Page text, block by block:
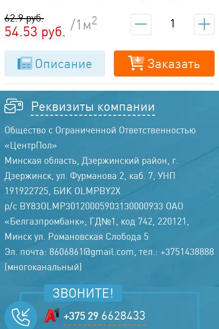
54.53 руб.
62.9 руб. /1м2
Описание Заказать
Реквизиты компании
Общество с Ограниченной Ответственностью
«ЦентрПол»
Минская область, Дзержинский район, г.
Дзержинск, ул. Фурманова 2, каб. 7, УНП
191922725, БИК OLMPBY2X
р/с BY83OLMP30120005903130000933 ОАО
«Белгазпромбанк», ГД№1, код 742, 220121,
Минск ул. Романовская Слобода 5
Эл. почта: 8606861@gmail.com, тел.: +3751438888
(многоканальный)
ЗВОНИТЕ!
+375 296628433